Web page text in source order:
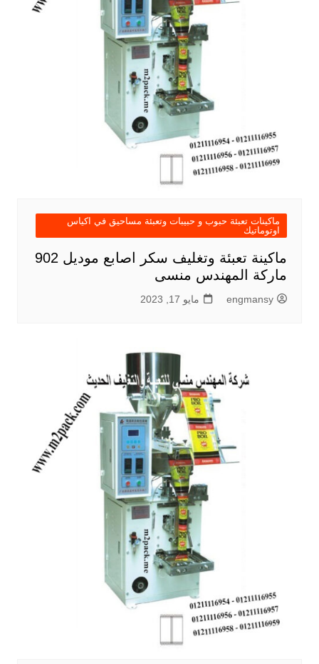
ماكينات تعبئة حبوب و حبيبات وتعبئة مساحيق في اكياس
اوتوماتيك
ماكينة تعبئة وتغليف سكر اصابع موديل 902
ماركة المهندس منسى
engmansy مايو 17, 2023